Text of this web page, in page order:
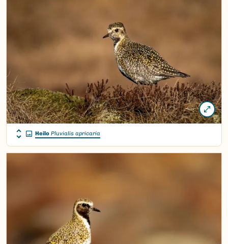
Heilo Pluvialis apricaria